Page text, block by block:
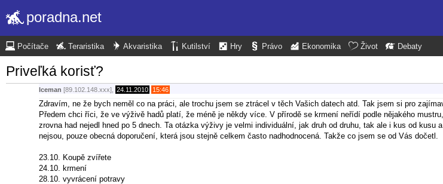
poradna.net
Počítače Teraristika Akvaristika Kutilství Hry Právo Ekonomika Život Debaty
Priveľká korisť?
Iceman [89.102.148.xxx], 24.11.2010 15:46
Zdravím, ne že bych neměl co na práci, ale trochu jsem se ztrácel v těch Vašich datech atd. Tak jsem si pro
Předem chci říci, že ve výživě hadů platí, že méně je někdy více. V přírodě se krmení neřídí podle nějakého
zrovna had nejedl hned po 5 dnech. Ta otázka výživy je velmi individuální, jak druh od druhu, tak ale i kus od kusu
nejsou, pouze obecná doporučení, která jsou stejně celkem často nadhodnocená. Takže co jsem se od Vás dočetl.
23.10. Koupě zvířete
24.10. krmení
28.10. vyvrácení potravy